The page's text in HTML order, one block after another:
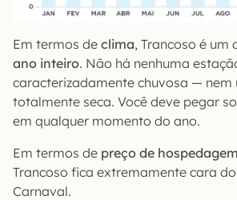
Em termos de clima, Trancoso é um
ano inteiro. Não há nenhuma
caracterizadamente chuvosa — nem
totalmente seca. Você deve pegar
em qualquer momento do ano.
Em termos de preço de
Trancoso fica extremamente cara
Carnaval.